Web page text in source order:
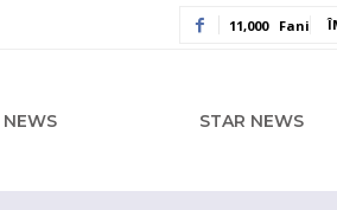
11,000 Fani
NEWS STAR NEWS